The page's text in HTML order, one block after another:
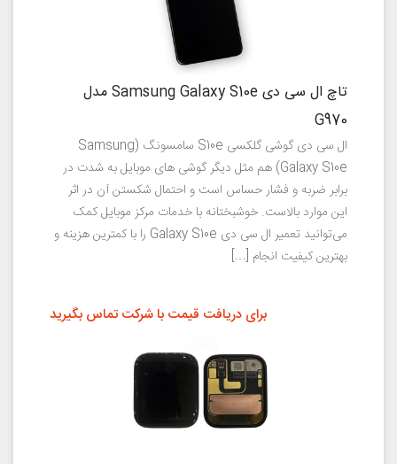
تاچ ال سی دی Samsung Galaxy S10e مدل
G970
ال سی دی گوشی گلکسی S10e سامسونگ (Samsung
Galaxy S10e) هم مثل دیگر گوشی های موبایل به شدت در
برابر ضربه و فشار حساس است و احتمال شکستن آن در اثر
این موارد بالاست. خوشبختانه با خدمات مرکز موبایل کمک
می‌توانید تعمیر ال سی دی Galaxy S10e را با کمترین هزینه و
بهترین کیفیت انجام […]
برای دریافت قیمت با شرکت تماس بگیرید